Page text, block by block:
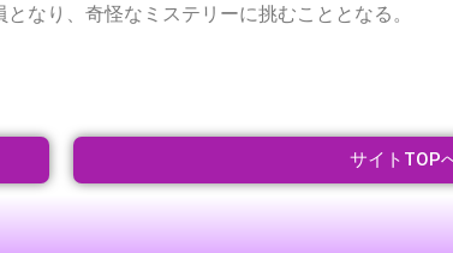
なり、奇怪なミステリーに挑むこととなる。
サイトTOP